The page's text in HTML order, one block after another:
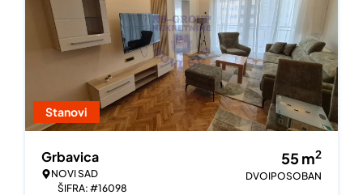
Stanovi
Grbavica
NOVI SAD
ŠIFRA: #16098
55m2
DVOIPOSOBAN